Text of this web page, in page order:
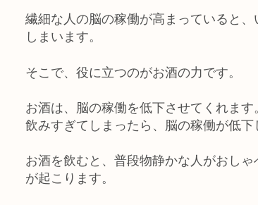
繊細な人の脳の稼働が高まっていると
しまいます。
そこで、役に立つのがお酒の力です。
お酒は、脳の稼働を低下させてくれます
飲みすぎてしまったら、脳の稼働が低下
お酒を飲むと、普段物静かな人がおし
が起こります。